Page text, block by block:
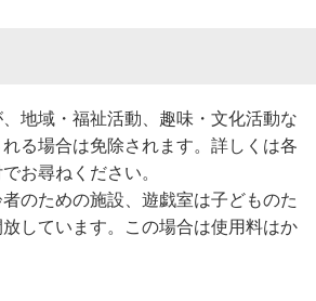
地域・福祉活動、趣味・文化活動な
る場合は免除されます。詳しくは各
お尋ねください。
のための施設、遊戯室は子どものた
しています。この場合は使用料はか